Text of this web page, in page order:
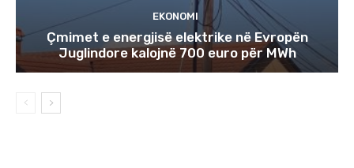
EKONOMI
Çmimet e energjisë elektrike në Evropën
Juglindore kalojnë 700 euro për MWh